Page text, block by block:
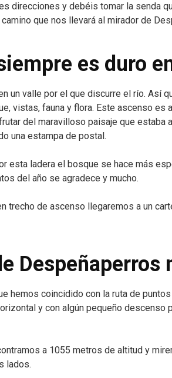
direcciones y debéis tomar la senda
camino que nos llevará al mirador de
es duro
un valle por el que discurre el río. Así
vistas, fauna y flora. Este ascenso es
del maravilloso paisaje que estaba
una estampa de postal.
esta ladera el bosque se hace más
del año se agradece y mucho.
trecho de ascenso llegaremos a un
Despeñaperros
hemos coincidido con la ruta de
y con algún pequeño descenso
a 1055 metros de altitud y
lados.